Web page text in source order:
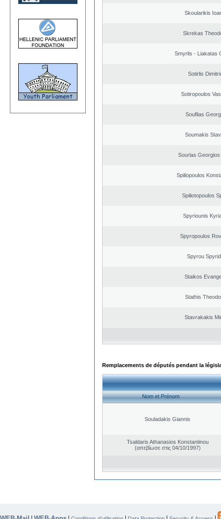
Skoularikis
Skrekas
Smyrlis - Liakatas
Sotirlis
Sotiropoulos
Souflias
Soumakis
Sourlas Georgios
Spiliopoulos
Spiliotopoulos
Spyriounis
Spyropoulos
Spyrou
Staikos
Stathis
Stavrakakis
Remplacements de députés pendant la
Nom et Prénom
Souladakis Giannis
Tsaldaris Athanasios Konstantinou
(απεβίωσε στις 04/10/1997)
| | | | |